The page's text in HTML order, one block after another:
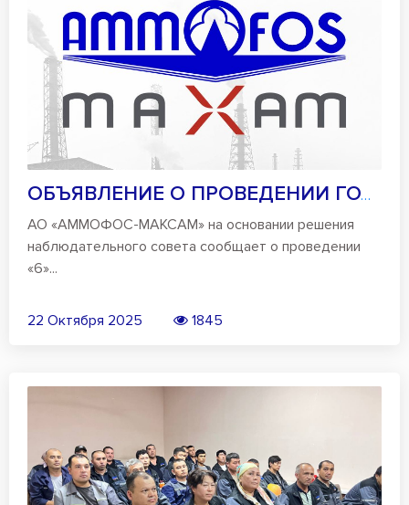
ОБЪЯВЛЕНИЕ О ПРОВЕДЕНИИ ГОДОВОГО ОБЩЕГ...
АО «АММОФОС-МАКСАМ» на основании решения
наблюдательного совета сообщает о проведении
«6»...
22 Октября 2025 1845